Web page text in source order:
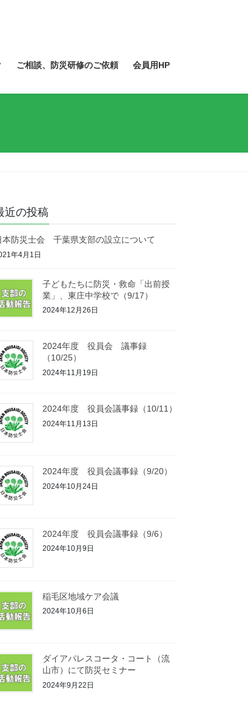
ご相談、防災研修のご依頼 会員用HP
近の投稿
本防災士会 千葉県支部の設立について
年4月1日
子どもたちに防災・救命「出前授
業」、東庄中学校で（9/17）
2024年12月26日
2024年度 役員会 議事録
（10/25）
2024年11月19日
2024年度 役員会議事録（10/11）
2024年11月13日
2024年度 役員会議事録（9/20）
2024年10月24日
2024年度 役員会議事録（9/6）
2024年10月9日
稲毛区地域ケア会議
2024年10月6日
ダイアパレスコータ・コート（流
山市）にて防災セミナー
2024年9月22日